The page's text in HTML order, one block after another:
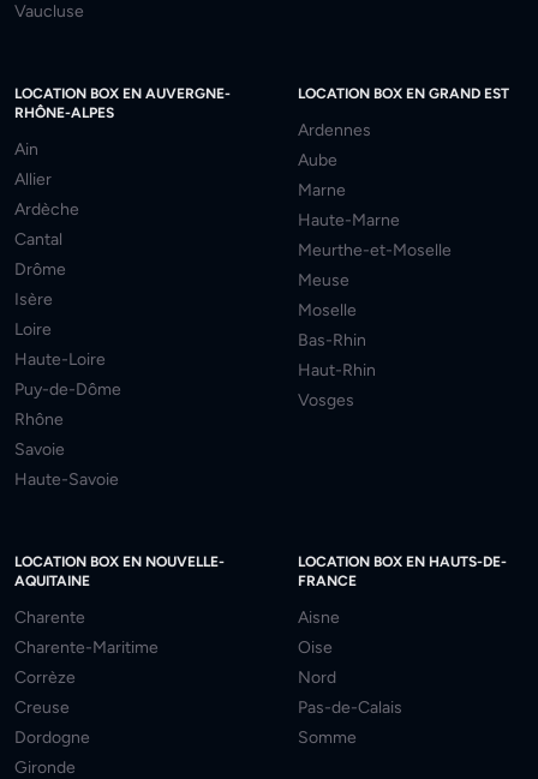
Vaucluse
LOCATION BOX EN AUVERGNE-
RHÔNE-ALPES
Ain
Allier
Ardèche
Cantal
Drôme
Isère
Loire
Haute-Loire
Puy-de-Dôme
Rhône
Savoie
Haute-Savoie
LOCATION BOX EN GRAND EST
Ardennes
Aube
Marne
Haute-Marne
Meurthe-et-Moselle
Meuse
Moselle
Bas-Rhin
Haut-Rhin
Vosges
LOCATION BOX EN NOUVELLE-
AQUITAINE
Charente
Charente-Maritime
Corrèze
Creuse
Dordogne
Gironde
LOCATION BOX EN HAUTS-DE-
FRANCE
Aisne
Oise
Nord
Pas-de-Calais
Somme